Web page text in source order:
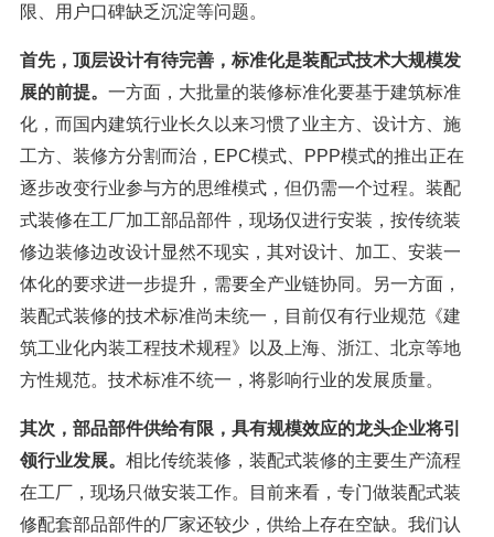
限、用户口碑缺乏沉淀等问题。
首先，顶层设计有待完善，标准化是装配式技术大规模发
展的前提。 一方面，大批量的装修标准化要基于建筑标准
化，而国内建筑行业长久以来习惯了业主方、设计方、施
工方、装修方分割而治，EPC模式、PPP模式的推出正在
逐步改变行业参与方的思维模式，但仍需一个过程。装配
式装修在工厂加工部品部件，现场仅进行安装，按传统装
修边装修边改设计显然不现实，其对设计、加工、安装一
体化的要求进一步提升，需要全产业链协同。另一方面，
装配式装修的技术标准尚未统一，目前仅有行业规范《建
筑工业化内装工程技术规程》以及上海、浙江、北京等地
方性规范。技术标准不统一，将影响行业的发展质量。
其次，部品部件供给有限，具有规模效应的龙头企业将引
领行业发展。 相比传统装修，装配式装修的主要生产流程
在工厂，现场只做安装工作。目前来看，专门做装配式装
修配套部品部件的厂家还较少，供给上存在空缺。我们认